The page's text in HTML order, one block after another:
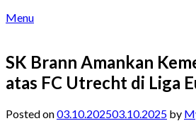
Menu
SK Brann Amankan
atas FC Utrecht di Liga
Posted on03.10.202503.10.2025 by